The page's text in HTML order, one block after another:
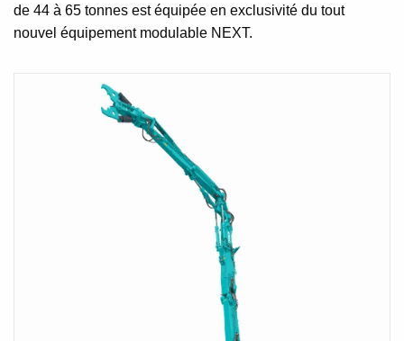
de 44 à 65 tonnes est équipée en exclusivité du tout
nouvel équipement modulable NEXT.